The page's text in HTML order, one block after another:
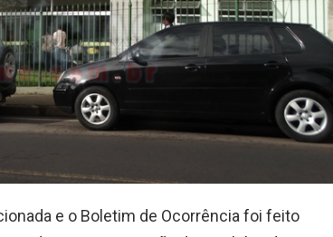
e o Boletim de Ocorrência foi feito